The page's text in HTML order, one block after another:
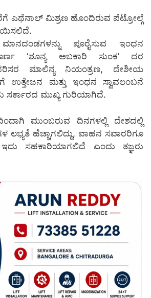
ಎಥೆನಾಲ್ ಮಿಶ್ರಣ ಹೊಂದಿರುವ ಪೆಟ್ರೋಲ್ಗೆ
ಪೂರೈಸುವ ಇಂಧನ
‘ಶೂನ್ಯ ಅಬಕಾರಿ ಸುಂಕ’ ದರ
ಮಾಲಿನ್ಯ ನಿಯಂತ್ರಣ, ದೇಶೀಯ
ಉತ್ತೇಜನ ಮತ್ತು ಇಂಧನ ಸ್ವಾವಲಂಬನೆ
ಸರ್ಕಾರದ ಮುಖ್ಯ ಗುರಿಯಾಗಿದೆ.
ಮುಂಬರುವ ದಿನಗಳಲ್ಲಿ ದೇಶದಲ್ಲಿ
ಲಭ್ಯತೆ ಹೆಚ್ಚಾಗಲಿದ್ದು, ವಾಹನ ಸವಾರರಿಗೂ
ಸಹಕಾರಿಯಾಗಲಿದೆ ಎಂದು ತಜ್ಞರು